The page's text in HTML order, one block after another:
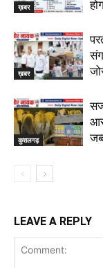
ख़बर
ख़बर
कुशलगढ़
LEAVE A REPLY